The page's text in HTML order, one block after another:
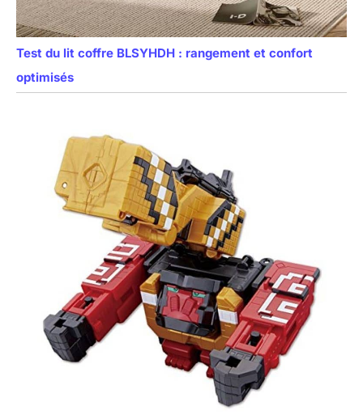
Test du lit coffre BLSYHDH : rangement et confort
optimisés